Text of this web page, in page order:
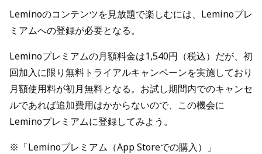
Leminoのコンテンツを見放題で楽しむには、Leminoプレ
ミアムへの登録が必要となる。
Leminoプレミアムの月額料金は1,540円（税込）だが、初
回加入に限り無料トライアルキャンペーンを実施しており
月額使用料が初月無料となる。お試し期間内でのキャンセ
ルであれば追加費用はかからないので、この機会に
Leminoプレミアムに登録してみよう。
※「Leminoプレミアム（App Storeでの購入）」